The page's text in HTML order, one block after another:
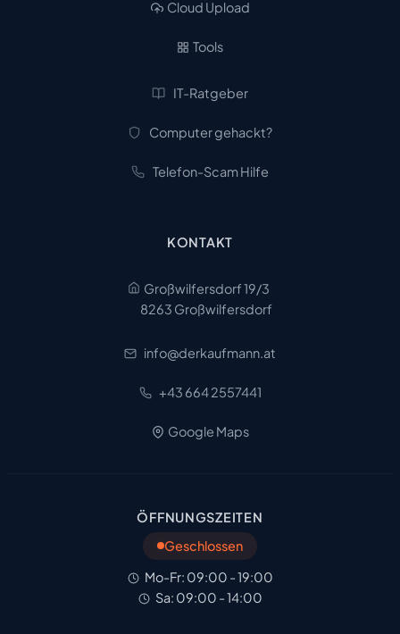
Cloud Upload
Tools
IT-Ratgeber
Computer gehackt?
Telefon-Scam Hilfe
KONTAKT
Großwilfersdorf 19/3
8263 Großwilfersdorf
info@derkaufmann.at
+43 664 2557441
Google Maps
ÖFFNUNGSZEITEN
Geschlossen
Mo-Fr: 09:00 - 19:00
Sa: 09:00 - 14:00